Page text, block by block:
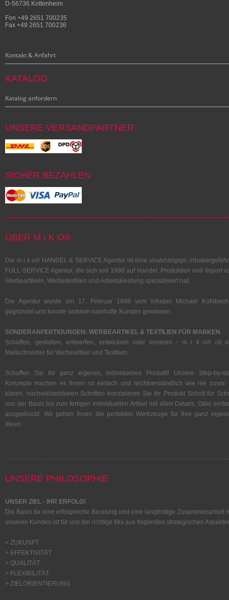
D-56736 Kottenheim
Fon +49 2651 700235
Fax +49 2651 700236
Kontakt & Anfahrt
KATALOG
Katalog anfordern
UNSERE VERSANDPARTNER
SICHER BEZAHLEN
ÜBER M I K O®
Die m i k o® HANDEL & SERVICE Agentur ist eine unabhängige,
FULL-SERVICE Agentur, die sich seit 1998 auf Handel, Produktion und Import
Werbeartikeln, Werbetextilien und Arbeitskleidung spezialisiert hat.
Die Agentur wurde am 17. Februar 1998 vom Inhaber Michael
gegründet und konnte seitdem namhafte Kunden gewinnen.
SONDERANFERTIGUNGEN: WERBEARTIKEL & TEXTILIEN FÜR MARKEN
Schaffen, gestalten, entwerfen, entwickeln oder kreieren - m i k o® ist
Maßschneider für Werbeartikel und Textilien.
Schaffen Sie Ihr ganz eigenes, individuelles Produkt! Unsere Step-by-
Konzepte machen es Ihnen so einfach und leichtverständlich wie nie zuvor:
klaren, nachvollziehbaren Schritten konzipieren Sie Ihr Produkt Schritt für
von der Basis bis zum fertigen individuellen Artikel mit allen Details. Oder
ausgedrückt: Wir geben Ihnen die perfekten Werkzeuge für Ihre ganz
Ideen.
UNSERE PHILOSOPHIE
UNSER ZIEL - IHR ERFOLG!
Die Basis für eine erfolgreiche Beratung und eine langfristige Zusammenarbeit
unseren Kunden ist für uns der richtige Mix aus folgenden strategischen
> ZUKUNFT
> EFFEKTIVITÄT
> QUALITÄT
> FLEXIBILITÄT
> ZIELORIENTIERUNG